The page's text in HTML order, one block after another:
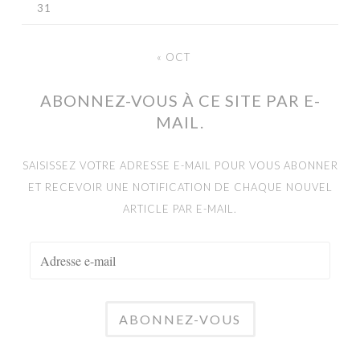
31
« OCT
ABONNEZ-VOUS À CE SITE PAR E-
MAIL.
SAISISSEZ VOTRE ADRESSE E-MAIL POUR VOUS ABONNER
ET RECEVOIR UNE NOTIFICATION DE CHAQUE NOUVEL
ARTICLE PAR E-MAIL.